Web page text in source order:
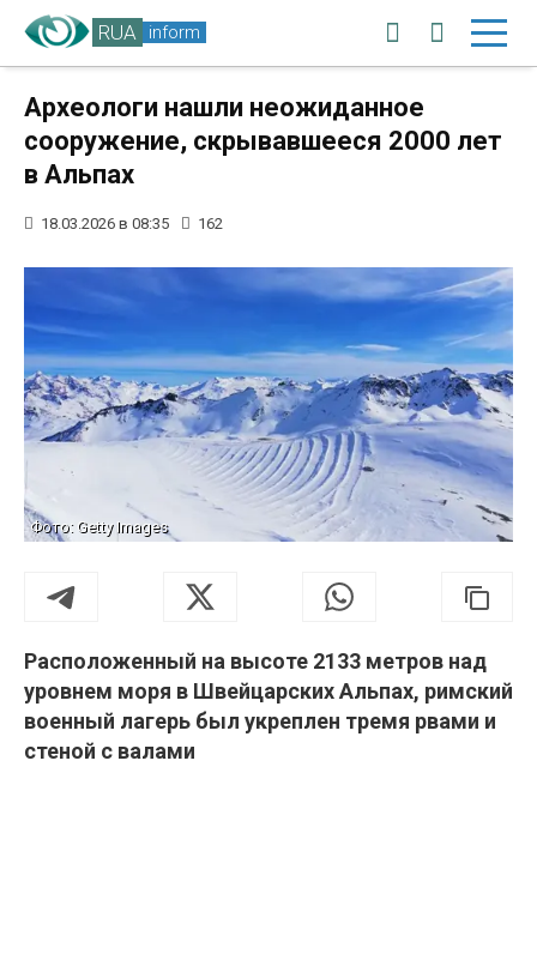
RUA inform
Археологи нашли неожиданное
сооружение, скрывавшееся 2000 лет
в Альпах
18.03.2026 в 08:35 162
Фото: Getty Images
Расположенный на высоте 2133 метров над
уровнем моря в Швейцарских Альпах, римский
военный лагерь был укреплен тремя рвами и
стеной с валами